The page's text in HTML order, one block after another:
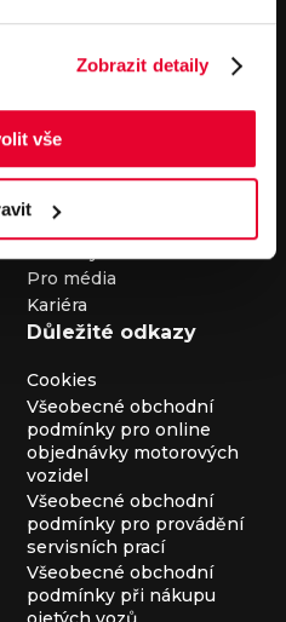
Zobrazit detaily
vše
Kontakty
Obytné vozy
Pro média
Kariéra
Důležité odkazy
Cookies
Všeobecné obchodní
podmínky pro online
objednávky motorových
vozidel
Všeobecné obchodní
podmínky pro provádění
servisních prací
Všeobecné obchodní
podmínky při nákupu